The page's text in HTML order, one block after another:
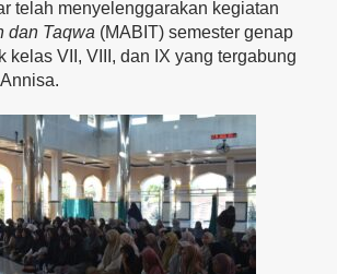
telah menyelenggarakan kegiatan
dan Taqwa (MABIT) semester genap
kelas VII, VIII, dan IX yang tergabung
Annisa.